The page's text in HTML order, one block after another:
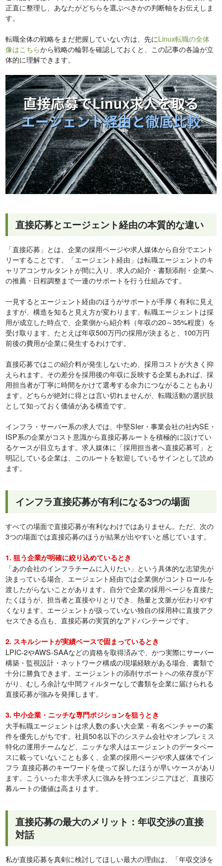
正直に整理し、あなたがどちらを選ぶべきかの判断軸をお伝えしま
す。
転職全体の戦略をまだ把握していない方は、先にLinux転職の全体
像はこちらから戦略の輪郭を確認しておくと、この記事の各論が立
体的に理解できます。
直接応募とエージェント経由の本質的な違い
「直接応募」とは、企業の採用ページや求人媒体から自分でエント
リーすることです。「エージェント経由」は転職エージェントのキ
ャリアコンサルタントが間に入り、求人の紹介・書類添削・企業へ
の推薦・日程調整まで一連のサポートを行う仕組みです。
一見するとエージェント経由のほうがサポートが手厚く有利に見え
ますが、構造を知ると見え方が変わります。転職エージェントは採
用が成立した時点で、企業側から紹介料（年収の20～35%程度）を
受け取ります。たとえば年収500万円の採用が決まると、100万円
前後の費用が企業に発生するわけです。
直接応募ではこの紹介料が発生しないため、採用コストが大きく抑
えられます。その差分を採用後の年収に反映する企業もあれば、採
用担当者が丁寧に時間をかけて選考する余力につながることもあり
ます。どちらが絶対に得とは言い切れませんが、転職活動の選択肢
として知っておく価値がある構造です。
インフラ・サーバー系の求人では、中堅SIer・事業会社の社内SE・
ISP系の企業がコスト意識から直接応募ルートを積極的に設けてい
るケースが目立ちます。求人媒体に「採用担当者へ直接応募可」と
明記している企業は、このルートを歓迎しているサインとして読め
ます。
インフラ直接応募が有利になる3つの場面
すべての場面で直接応募が有利なわけではありません。ただ、次の
3つの場面では直接応募のほうが結果が出やすいと感じています。
1. 狙う企業が明確に絞り込めているとき
「あの会社のインフラチームに入りたい」という具体的な志望先が
決まっている場合、エージェント経由では企業側がコントロールを
渡したがらないことがあります。自分で企業の採用ページを直接た
たくほうが、担当者と直接やりとりでき、熱量と文脈が伝わりやす
くなります。エージェントが扱っていない独自の採用枠に直接アク
セスできる点も、直接応募の実質的なアドバンテージです。
2. スキルシートが実績ベースで固まっているとき
LPIC-2やAWS-SAAなどの資格を取得済みで、かつ実際にサーバー
構築・監視設計・ネットワーク構成の現場経験がある場合、書類で
十分に勝負できます。エージェントの添削サポートへの依存度が下
がり、むしろ余計な中間フィルターなしで書類を企業に届けられる
直接応募が強みを発揮します。
3. 中小企業・ニッチな専門ポジションを狙うとき
大手転職エージェントは求人数の多い大企業・有名ベンチャーの案
件を優先しがちです。社員50名以下のシステム会社やオンプレミス
特化の運用チームなど、ニッチな求人はエージェントのデータベー
スに載っていないことも多く、企業の採用ページや求人媒体でイン
フラ 直接応募のキーワードを使って探したほうが早いケースがあり
ます。こういった非大手求人に強みを持つエンジニアほど、直接応
募ルートの価値は高まります。
直接応募の最大のメリット：年収交渉の直接
対話
私が直接応募を真剣に検討してほしい最大の理由は、「年収交渉を